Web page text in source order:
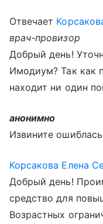
Отвечает
врач-провизор
Добрый день!
Имодиум? Так как
находит ни один
анонимно
Извините
Корсакова Елена
Добрый день!
средство для
Возрастных